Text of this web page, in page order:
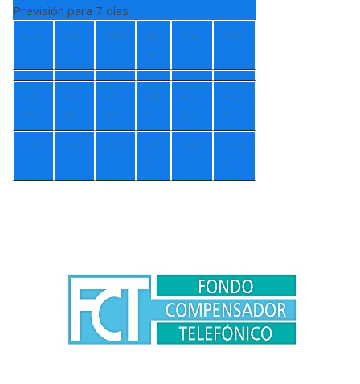
Previsión para 7 días
Lun
Ma
r
Mié
Ju
e
Vie Sáb
+1
7°
+1
4°
+1
0°
+8
°
+1
2°
+17
°
+1° +5° +7° +7
°
+8° +11
°